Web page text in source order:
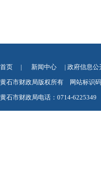
首页 | 新闻中心 | 政府信息公
黄石市财政局版权所有 网站标识
黄石市财政局电话：0714-